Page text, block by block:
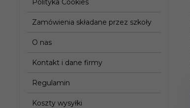
Polityka Cookies
Zamówienia składane przez szkoły
O nas
Kontakt i dane firmy
Regulamin
Koszty wysyłki